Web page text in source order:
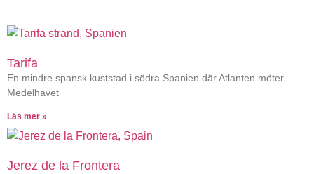
Tarifa
En mindre spansk kuststad i södra Spanien där Atlanten möter
Medelhavet
Läs mer »
Jerez de la Frontera